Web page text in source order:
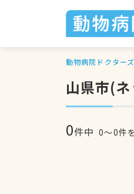
動物病院ドクター
山県市(
0件中 0〜0件